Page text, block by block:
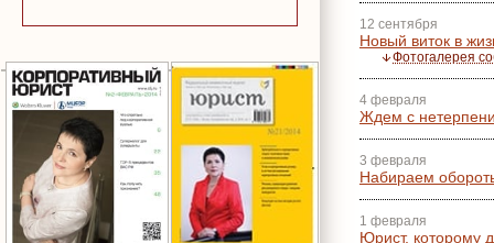
12 сентября
Новый виток в
Фотогалерея
4 февраля
Ждем с
3 февраля
Набираем
1 февраля
Юрист, которому